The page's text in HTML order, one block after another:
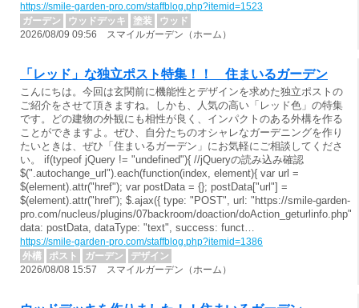
https://smile-garden-pro.com/staffblog.php?itemid=1523
ガーデン
ウッドデッキ 塗装
ウッド
2026/08/09 09:56 スマイルガーデン（ホーム）
「レッド」な独立ポスト特集！！ 住まいるガーデン
こんにちは。今回は玄関前に機能性とデザインを求めた独立ポストの
ご紹介をさせて頂きますね。しかも、人気の高い「レッド色」の特集
です。どの建物の外観にも相性が良く、インパクトのある外構を作る
ことができますよ。ぜひ、自分たちのオシャレなガーデニングを作り
たいときは、ぜひ「住まいるガーデン」にお気軽にご相談してくださ
い。 if(typeof jQuery != "undefined"){ //jQueryの読み込み確認
$(".autochange_url").each(function(index, element){ var url =
$(element).attr("href"); var postData = {}; postData["url"] =
$(element).attr("href"); $.ajax({ type: "POST", url: "https://smile-garden-
pro.com/nucleus/plugins/07backroom/doaction/doAction_geturlinfo.php",
data: postData, dataType: "text", success: funct…
https://smile-garden-pro.com/staffblog.php?itemid=1386
外構
ポスト ガーデン
デザイン
2026/08/08 15:57 スマイルガーデン（ホーム）